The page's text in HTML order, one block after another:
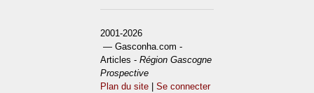
2001-2026
— Gasconha.com -
Articles -Région Gascogne
Prospective
Plan du site |Se connecter